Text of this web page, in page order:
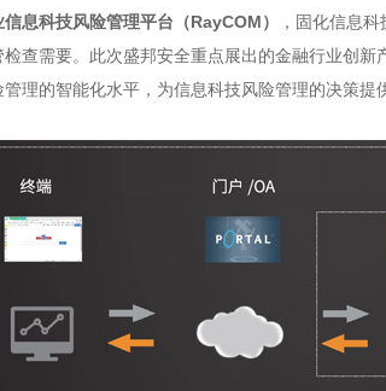
息科技风险管理平台（RayCOM）
，固化信息
检查需要。此次盛邦安全重点展出的金融行业创
理的智能化水平，为信息科技风险管理的决策提